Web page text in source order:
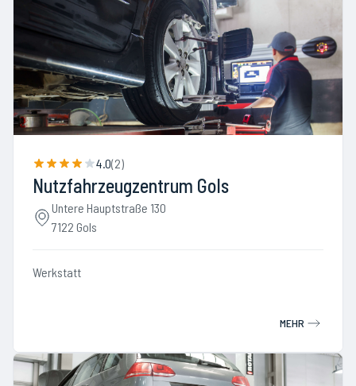
4.0(2)
Nutzfahrzeugzentrum Gols
Untere Hauptstraße 130
7122 Gols
Werkstatt
MEHR